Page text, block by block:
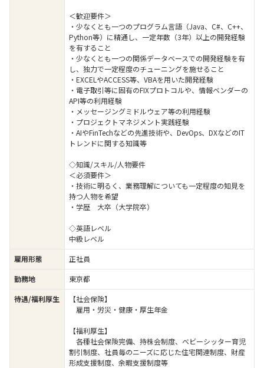
＜歓迎要件＞
・少なくとも一つのプログラム言語（Java、C#、C++、
Python等）に精通し、一定年数（3年）以上の開発経験
を有すること
・少なくとも一つの関係データベースでの開発経験を有
し、独力で一定程度のチューニングを施せること
・EXCELやACCESS等、VBAを用いた開発経験
・電子取引等に固有のFIXプロトコルや、情報ベンダーの
API等の利用経験
・メッセージングミドルウェア等の利用経験
・プロジェクトマネジメント実践経験
・AIやFinTechなどの先進技術や、DevOps、DXなどのIT
トレンドに関する知識等
◇知識/スキル/人物要件
＜必須要件＞
・技術に明るく、業務理解についても一定程度の知見を
持つ人物を希望
・学歴 大卒（大学院卒）
◇英語レベル
中級レベル
雇用形態
正社員
勤務地
東京都
待遇/福利厚生
【社会保険】
雇用・労災・健康・厚生年金
【福利厚生】
各種社会保険完備、持株会制度、ベビーシッター育児
割引制度、社員毎のニーズに応じた住宅関連制度、財産
形成支援制度、余暇支援制度等